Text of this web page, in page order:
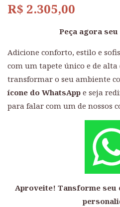
R$ 2.305,00
Peça agora
Adicione conforto, estilo e
com um tapete único e de alta
transformar o seu ambiente
ícone do WhatsApp e seja
para falar com um de nossos
Aproveite! Tansforme seu